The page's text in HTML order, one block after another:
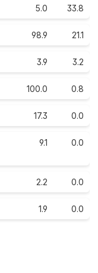
5.0 33.8
98.9 21.1
3.9 3.2
100.0 0.8
17.3 0.0
9.1 0.0
2.2 0.0
1.9 0.0